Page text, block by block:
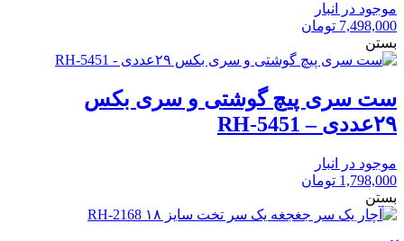
موجود در انبار
7,498,000 تومان
بستن
ست سری پیچ گوشتی و سری بکس
۲۹عددی – RH-5451
موجود در انبار
1,798,000 تومان
بستن